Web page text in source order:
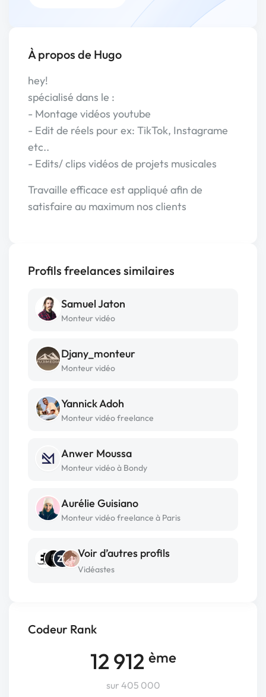
Codeur Rank
12 912 ème
sur 405 000
À propos de Hugo
hey!
spécialisé dans le :
- Montage vidéos youtube
- Edit de réels pour ex: TikTok, Instagrame
etc..
- Edits/ clips vidéos de projets musicales
Travaille efficace est appliqué afin de
satisfaire au maximum nos clients
Profils freelances similaires
Samuel Jaton
Monteur vidéo
Djany_monteur
Monteur vidéo
Yannick Adoh
Monteur vidéo freelance
Anwer Moussa
Monteur vidéo à Bondy
Aurélie Guisiano
Monteur vidéo freelance à Paris
Voir d’autres profils
Vidéastes